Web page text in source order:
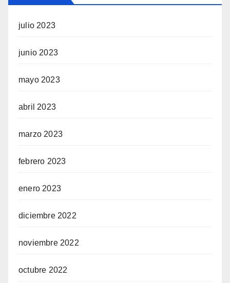
julio 2023
junio 2023
mayo 2023
abril 2023
marzo 2023
febrero 2023
enero 2023
diciembre 2022
noviembre 2022
octubre 2022